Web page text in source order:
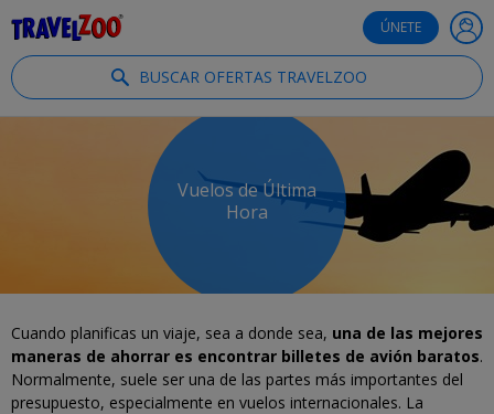
ÚNETE
BUSCAR OFERTAS TRAVELZOO
Vuelos de Última
Hora
Cuando planificas un viaje, sea a donde sea, una de las mejores
maneras de ahorrar es encontrar billetes de avión baratos.
Normalmente, suele ser una de las partes más importantes del
presupuesto, especialmente en vuelos internacionales. La